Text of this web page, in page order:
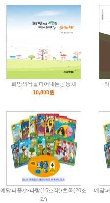
희망의싹을피어내는공동체
10,800원
예닮퍼즐小-파랑(16조각)/초록(20조
각)
예닮